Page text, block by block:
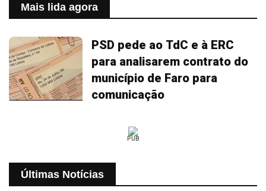
Mais lida agora
PSD pede ao TdC e à ERC
para analisarem contrato do
município de Faro para
comunicação
PUB
Últimas Notícias